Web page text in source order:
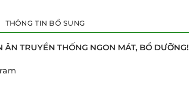
THÔNG TIN BỔ SUNG
ĂN TRUYỀN THỐNG NGON MÁT, BỔ DƯỠNG!